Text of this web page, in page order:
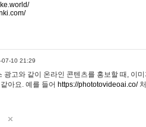
07-10 21:29
광고와 같이 온라인 콘텐츠를 홍보할 때, 이
아요. 예를 들어 https://phototovideoai.co/